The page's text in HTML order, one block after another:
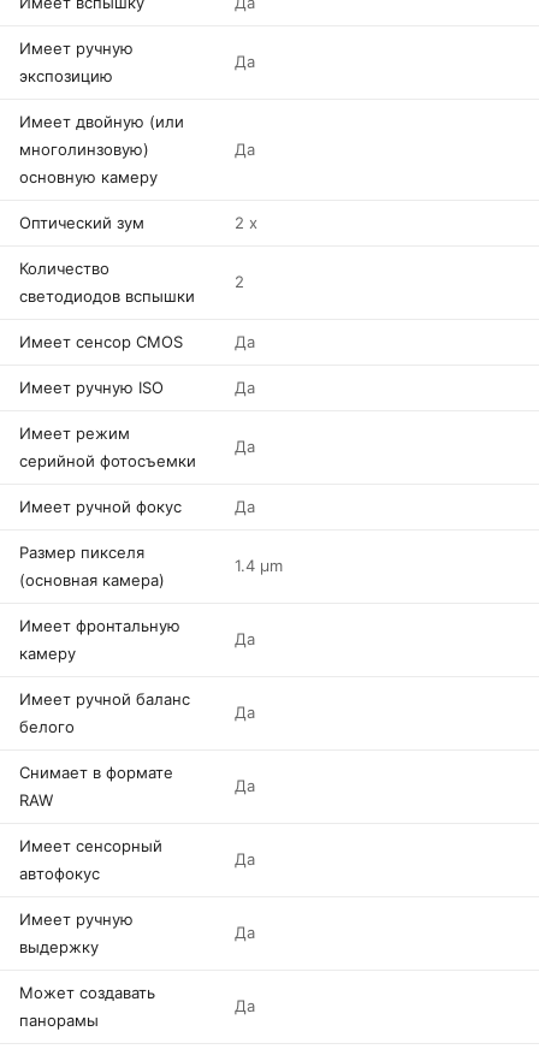
Имеет ручную
экспозицию
Да
Имеет двойную (или
многолинзовую)
основную камеру
Да
Оптический зум 2 x
Количество
светодиодов вспышки
2
Имеет сенсор CMOS Да
Имеет ручную ISO Да
Имеет режим
серийной фотосъемки
Да
Имеет ручной фокус Да
Размер пикселя
(основная камера)
1.4 µm
Имеет фронтальную
камеру
Да
Имеет ручной баланс
белого
Да
Снимает в формате
RAW
Да
Имеет сенсорный
автофокус
Да
Имеет ручную
выдержку
Да
Может создавать
панорамы
Да